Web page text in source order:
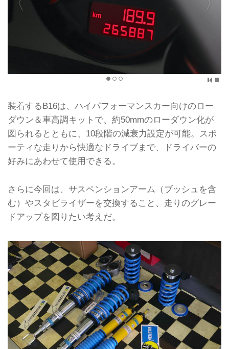
装着するB16は、ハイパフォーマンスカー向けのロー
ダウン＆車高調キットで、約50mmのローダウン化が
図られるとともに、10段階の減衰力設定が可能。スポ
ーティな走りから快適なドライブまで、ドライバーの
好みにあわせて使用できる。
さらに今回は、サスペンションアーム（ブッシュを含
む）やスタビライザーを交換すること、走りのグレー
ドアップを図りたい考えだ。